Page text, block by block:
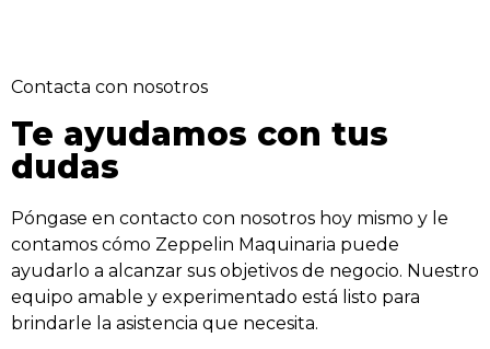
Contacta con nosotros
Te ayudamos con tus
dudas
Póngase en contacto con nosotros hoy mismo y le
contamos cómo Zeppelin Maquinaria puede
ayudarlo a alcanzar sus objetivos de negocio. Nuestro
equipo amable y experimentado está listo para
brindarle la asistencia que necesita.